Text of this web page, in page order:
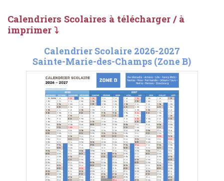
Calendriers Scolaires à télécharger / à
imprimer ⤵
Calendrier Scolaire 2026-2027
Sainte-Marie-des-Champs (Zone B)